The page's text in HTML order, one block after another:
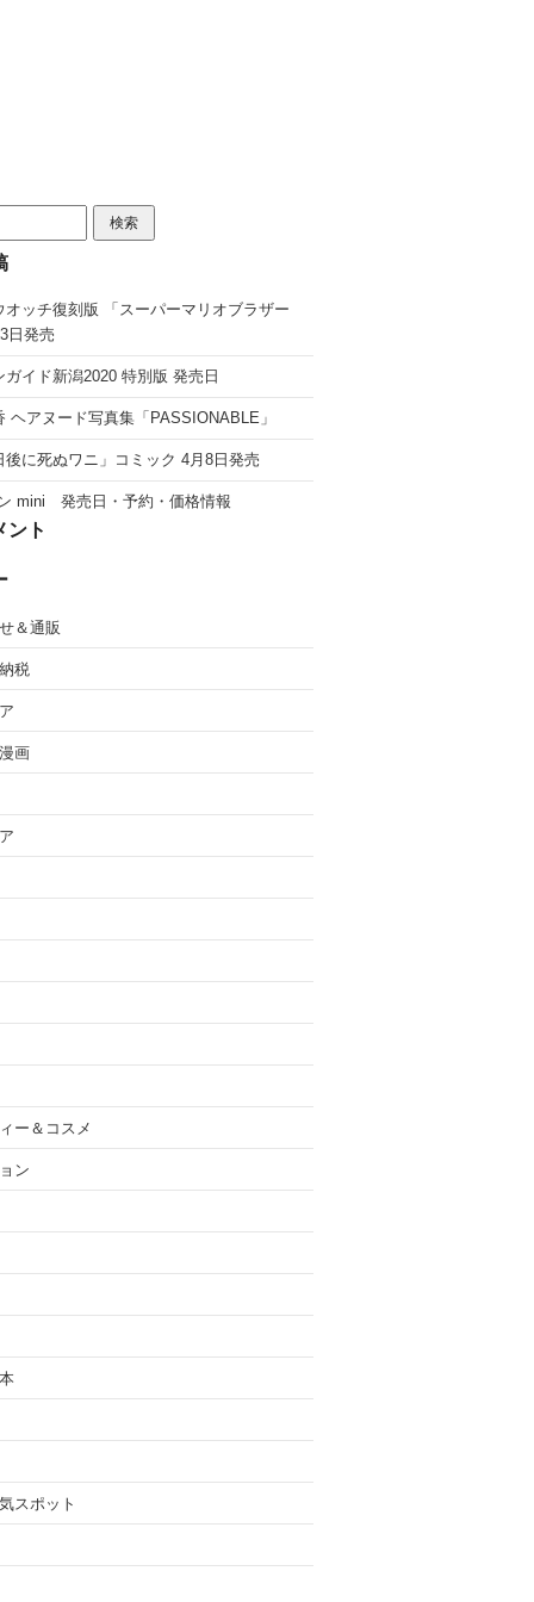
オッチ復刻版 「スーパーマリオブラザー
日発売
ガイド新潟2020 特別版 発売日
ヘアヌード写真集「PASSIONABLE」
後に死ぬワニ」コミック 4月8日発売
mini 発売日・予約・価格情報
ント
＆通販
税
画
ー＆コスメ
ン
スポット